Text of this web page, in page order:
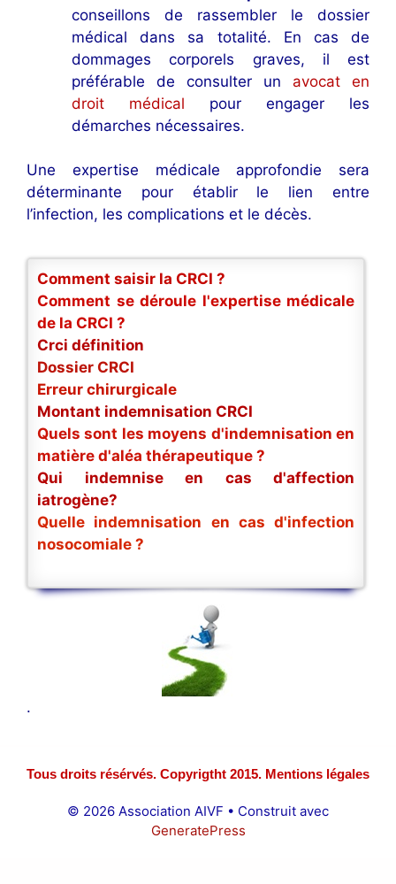
conseillons de rassembler le dossier
médical dans sa totalité. En cas de
dommages corporels graves, il est
préférable de consulter un avocat en
droit médical pour engager les
démarches nécessaires.
Une expertise médicale approfondie sera
déterminante pour établir le lien entre
l’infection, les complications et le décès.
Comment saisir la CRCI ?
Comment se déroule l'expertise médicale
de la CRCI ?
Crci définition
Dossier CRCI
Erreur chirurgicale
Montant indemnisation CRCI
Quels sont les moyens d'indemnisation en
matière d'aléa thérapeutique ?
Qui indemnise en cas d'affection
iatrogène?
Quelle indemnisation en cas d'infection
nosocomiale ?
.
Tous droits résérvés. Copyrigtht 2015. Mentions légales
© 2026 Association AIVF • Construit avec
GeneratePress